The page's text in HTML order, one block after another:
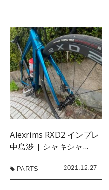
Alexrims RXD2 インプレ
中島渉 | シャキシャ…
PARTS 2021.12.27